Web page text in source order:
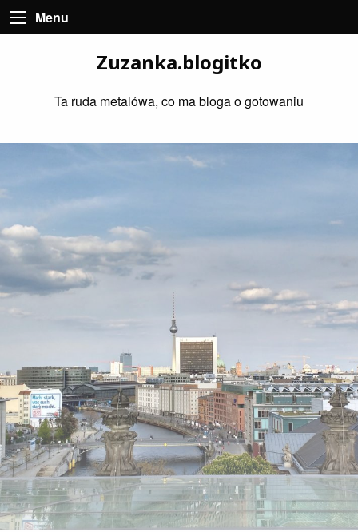
Menu
Zuzanka.blogitko
Ta ruda metalówa, co ma bloga o gotowaniu